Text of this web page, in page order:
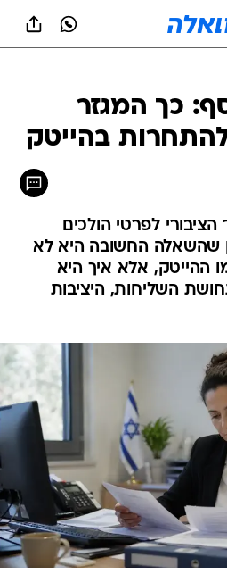
כך המגזר
להתחרות בהייטק
לפרטי הולכים
שהשאלה החשובה היא לא
ההייטק, אלא איך היא
השליחות, היציבות